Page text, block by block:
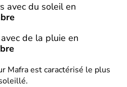
avec du soleil en
de la pluie en
Mafra est caractérisé le plus